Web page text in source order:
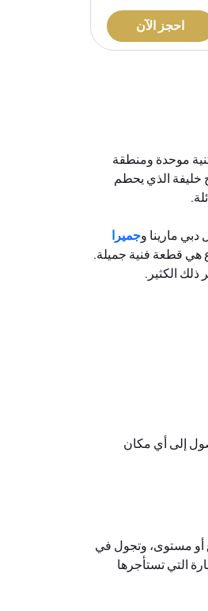
احجز الآن
موحدة ومنطقة
خليفة الذي يحطم
مارينا وجميرا
هي قطعة فنية جميلة.
ذلك الكثير.
إلى أي مكان
أو مستوى، وتجول في
التي تستأجرها